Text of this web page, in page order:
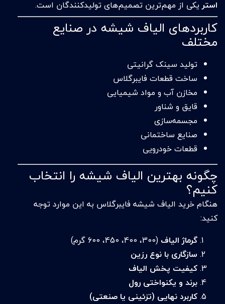
استر یکی از مهم‌ترین تصمیم‌های تولیدکنندگان است.
کاربردهای الیاف شیشه در صنایع
مختلف
تولید سینک گرانیتی
ساخت قطعات فایبرگلاس
مخازن آب و مواد شیمیایی
قایق و شناور
مجسمه‌سازی
صنایع ساختمانی
قطعات خودرویی
چگونه بهترین الیاف شیشه را انتخاب
کنیم؟
هنگام خرید الیاف شیشه فایبرگلاس به این موارد توجه
کنید:
گرماژ الیاف (300، 400، 450، 600 گرم)
سازگاری با نوع رزین
کیفیت پخش الیاف
برند و یکنواختی رول
کاربرد نهایی (تزئینی یا صنعتی)